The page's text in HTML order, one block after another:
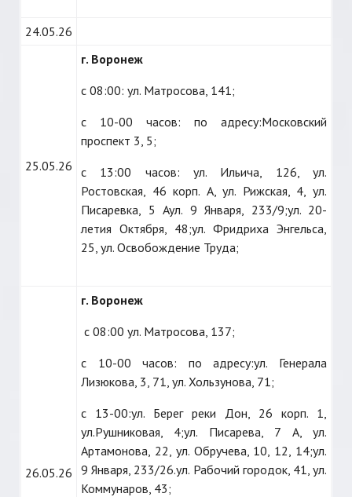
24.05.26
25.05.26
г. Воронеж
с 08:00: ул. Матросова, 141;
с 10-00 часов: по адресу:Московский
проспект 3, 5;
с 13:00 часов: ул. Ильича, 126, ул.
Ростовская, 46 корп. А, ул. Рижская, 4, ул.
Писаревка, 5 Аул. 9 Января, 233/9;ул. 20-
летия Октября, 48;ул. Фридриха Энгельса,
25, ул. Освобождение Труда;
26.05.26
г. Воронеж
с 08:00 ул. Матросова, 137;
с 10-00 часов: по адресу:ул. Генерала
Лизюкова, 3, 71, ул. Хользунова, 71;
с 13-00:ул. Берег реки Дон, 26 корп. 1,
ул.Рушниковая, 4;ул. Писарева, 7 А, ул.
Артамонова, 22, ул. Обручева, 10, 12, 14;ул.
9 Января, 233/26.ул. Рабочий городок, 41, ул.
Коммунаров, 43;